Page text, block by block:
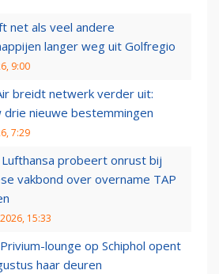
net als veel andere
langer weg uit Golfregio
9:00
breidt netwerk verder uit:
drie nieuwe bestemmingen
7:29
probeert onrust bij
vakbond over overname TAP
15:33
lounge op Schiphol opent
haar deuren